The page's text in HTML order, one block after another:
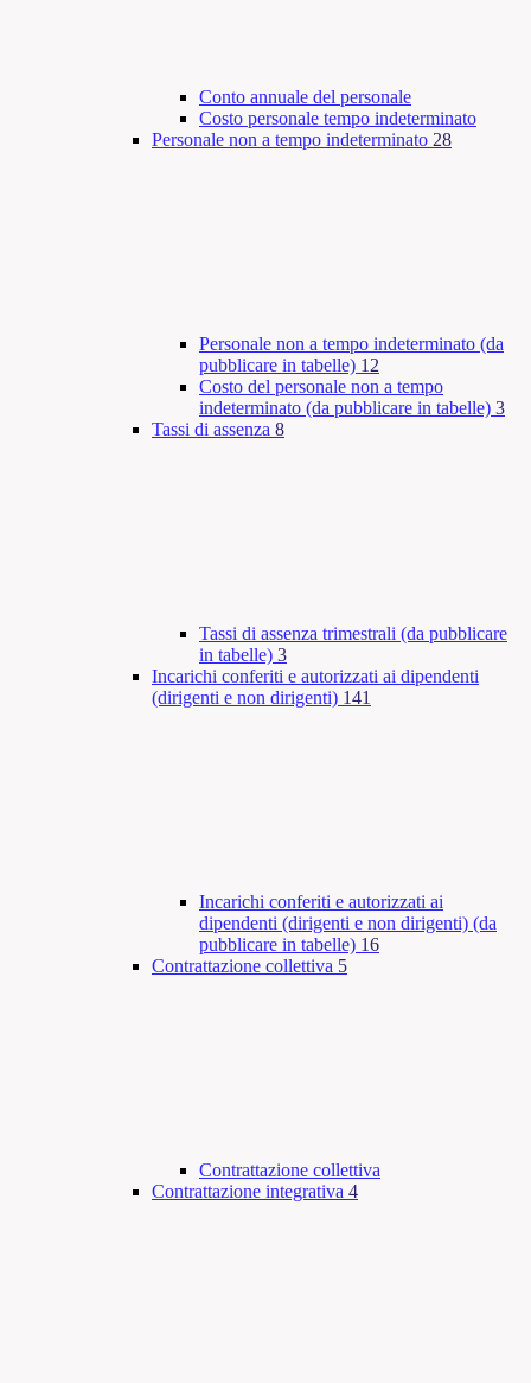
Conto annuale del personale
Costo personale tempo indeterminato
Personale non a tempo indeterminato 28
Personale non a tempo indeterminato (da
pubblicare in tabelle) 12
Costo del personale non a tempo
indeterminato (da pubblicare in tabelle) 3
Tassi di assenza 8
Tassi di assenza trimestrali (da pubblicare
in tabelle) 3
Incarichi conferiti e autorizzati ai dipendenti
(dirigenti e non dirigenti) 141
Incarichi conferiti e autorizzati ai
dipendenti (dirigenti e non dirigenti) (da
pubblicare in tabelle) 16
Contrattazione collettiva 5
Contrattazione collettiva
Contrattazione integrativa 4